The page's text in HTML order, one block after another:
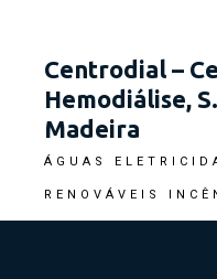
Centrodial –
Hemodiálise,
Madeira
ÁGUAS
RENOVÁVEIS